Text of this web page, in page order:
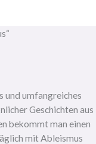
und umfangreiches
Geschichten aus
bekommt man einen
mit Ableismus